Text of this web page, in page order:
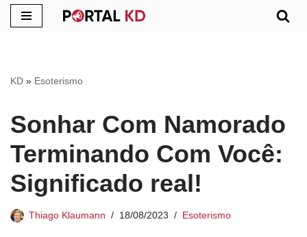
conteúdo
KD » Esoterismo
Sonhar Com Namorado
Terminando Com Você:
Significado real!
Thiago Klaumann 18/08/2023 Esoterismo